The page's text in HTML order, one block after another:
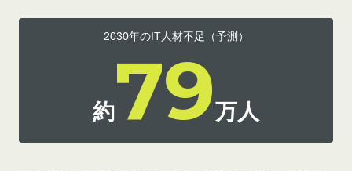
2030年のIT人材不足（予測）
約79万人